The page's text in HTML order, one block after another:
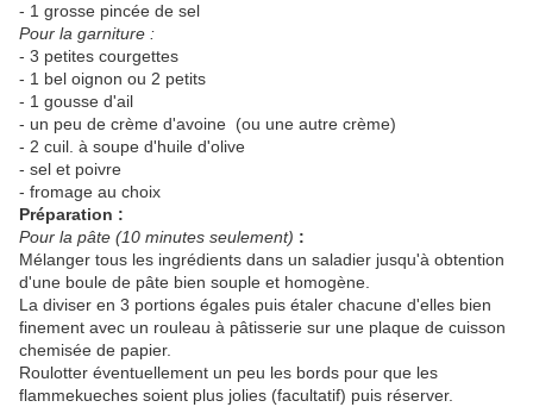
- 1 grosse pincée de sel
Pour la garniture :
- 3 petites courgettes
- 1 bel oignon ou 2 petits
- 1 gousse d'ail
- un peu de crème d'avoine (ou une autre crème)
- 2 cuil. à soupe d'huile d'olive
- sel et poivre
- fromage au choix
Préparation :
Pour la pâte (10 minutes seulement) :
Mélanger tous les ingrédients dans un saladier jusqu'à obtention
d'une boule de pâte bien souple et homogène.
La diviser en 3 portions égales puis étaler chacune d'elles bien
finement avec un rouleau à pâtisserie sur une plaque de cuisson
chemisée de papier.
Roulotter éventuellement un peu les bords pour que les
flammekueches soient plus jolies (facultatif) puis réserver.